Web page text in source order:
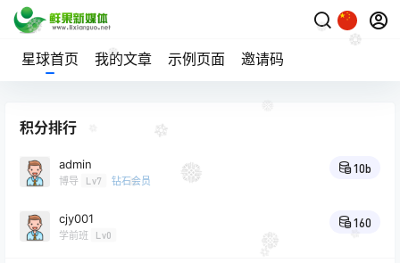
星球首页 我的文章 示例页面 邀请码
积分排行
admin
博导 Lv7 钻石会员
10b
cjy001
学前班 Lv0
160